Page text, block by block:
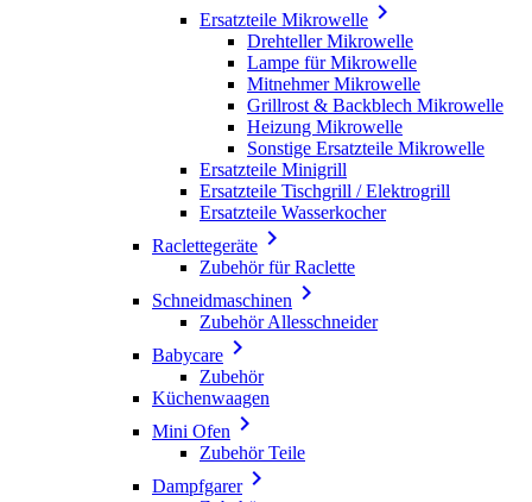
Ersatzteile Mikrowelle 
Drehteller Mikrowelle
Lampe für Mikrowelle
Mitnehmer Mikrowelle
Grillrost & Backblech Mikrowelle
Heizung Mikrowelle
Sonstige Ersatzteile Mikrowelle
Ersatzteile Minigrill
Ersatzteile Tischgrill / Elektrogrill
Ersatzteile Wasserkocher
Raclettegeräte 
Zubehör für Raclette
Schneidmaschinen 
Zubehör Allesschneider
Babycare 
Zubehör
Küchenwaagen
Mini Ofen 
Zubehör Teile
Dampfgarer